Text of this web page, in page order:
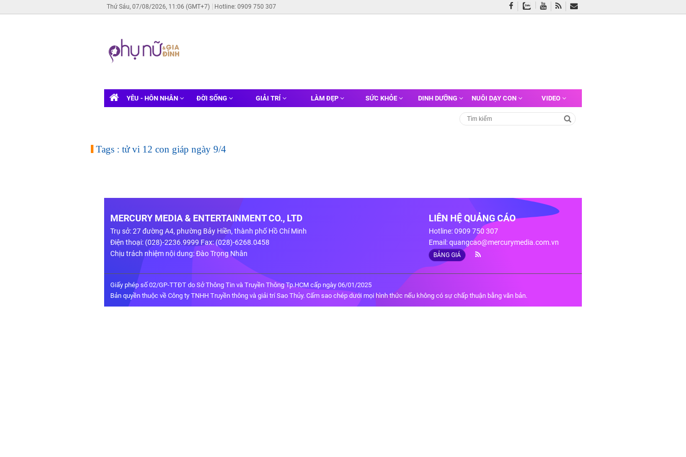
Thứ Sáu, 07/08/2026, 11:06 (GMT+7) Hotline: 0909 750 307
YÊU - HÔN NHÂN ĐỜI SỐNG GIẢI TRÍ LÀM ĐẸP SỨC KHỎE DINH DƯỠNG NUÔI DẠY CON VIDEO
Tags : tử vi 12 con giáp ngày 9/4
MERCURY MEDIA & ENTERTAINMENT CO., LTD
Trụ sở: 27 đường A4, phường Bảy Hiền, thành phố Hồ Chí Minh
Điện thoại: (028)-2236.9999 Fax: (028)-6268.0458
Chịu trách nhiệm nội dung: Đào Trọng Nhân
LIÊN HỆ QUẢNG CÁO
Hotline: 0909 750 307
Email:quangcao@mercurymedia.com.vn
BẢNG GIÁ
Giấy phép số 02/GP-TTĐT do Sở Thông Tin và Truyền Thông Tp.HCM cấp ngày 06/01/2025
Bản quyền thuộc về Công ty TNHH Truyền thông và giải trí Sao Thủy. Cấm sao chép dưới mọi hình thức nếu không có sự chấp thuận bằng văn bản.